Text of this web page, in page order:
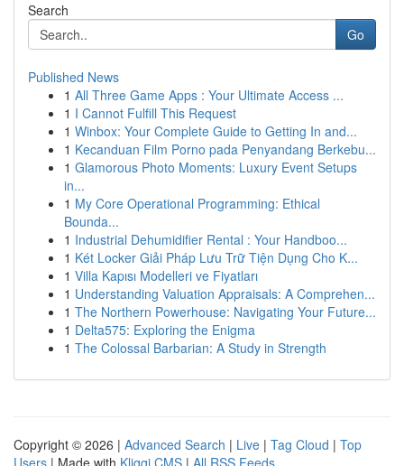
Search
Go
Published News
1 All Three Game Apps : Your Ultimate Access ...
1 I Cannot Fulfill This Request
1 Winbox: Your Complete Guide to Getting In and...
1 Kecanduan Film Porno pada Penyandang Berkebu...
1 Glamorous Photo Moments: Luxury Event Setups
in...
1 My Core Operational Programming: Ethical
Bounda...
1 Industrial Dehumidifier Rental : Your Handboo...
1 Két Locker Giải Pháp Lưu Trữ Tiện Dụng Cho K...
1 Villa Kapısı Modelleri ve Fiyatları
1 Understanding Valuation Appraisals: A Comprehen...
1 The Northern Powerhouse: Navigating Your Future...
1 Delta575: Exploring the Enigma
1 The Colossal Barbarian: A Study in Strength
Copyright © 2026 | Advanced Search | Live | Tag Cloud | Top
Users | Made with Kliqqi CMS | All RSS Feeds